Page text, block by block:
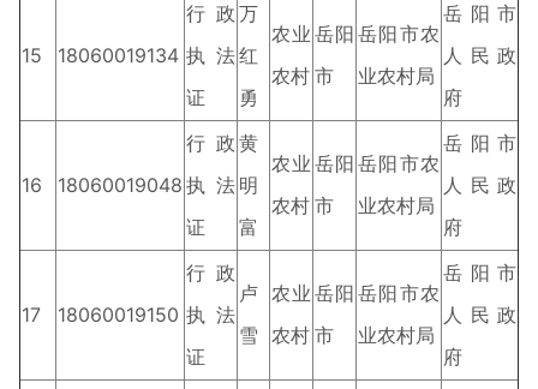
15 18060019134
行政
执法
证
万
红
勇
农业
农村
岳阳
市
岳阳市农
业农村局
岳阳市
人民政
府
16 18060019048
行政
执法
证
黄
明
富
农业
农村
岳阳
市
岳阳市农
业农村局
岳阳市
人民政
府
17 18060019150
行政
执法
证
卢
雪
农业
农村
岳阳
市
岳阳市农
业农村局
岳阳市
人民政
府